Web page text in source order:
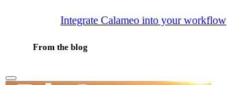
Integrate Calameo into your workflow
From the blog